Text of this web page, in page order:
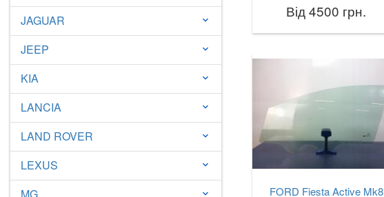
JAGUAR keyboard_arrow_down
JEEP keyboard_arrow_down
KIA keyboard_arrow_down
LANCIA keyboard_arrow_down
LAND ROVER keyboard_arrow_down
LEXUS keyboard_arrow_down
keyboard_arrow_down
Від 4500 грн.
FORD Fiesta Active Mk8